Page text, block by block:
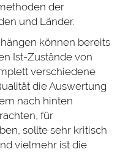
der
und Länder.
können bereits
Ist-Zustände von
verschiedene
die Auswertung
nach hinten
für
sollte sehr kritisch
vielmehr ist die